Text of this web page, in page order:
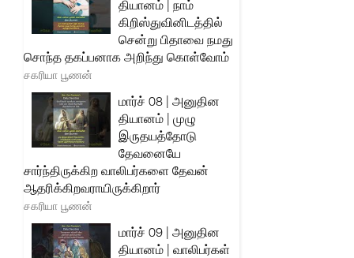
தியானம் | நாம்
கிறிஸ்துவினிடத்தில்
சென்று பிதாவை நமது
சொந்த தகப்பனாக அறிந்து கொள்வோம்
சகரியா பூணன்
மார்ச் 08 | அனுதின
தியானம் | முழு
இருதயத்தோடு
தேவனையே
சார்ந்திருக்கிற வாலிபர்களை தேவன்
ஆதரிக்கிறவராயிருக்கிறார்
சகரியா பூணன்
மார்ச் 09 | அனுதின
தியானம் | வாலிபர்கள்